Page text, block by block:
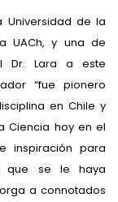
Universidad de la
UACh, y una de
Dr. Lara a este
“fue pionero
en Chile y
Ciencia hoy en el
inspiración para
que se le haya
a connotados